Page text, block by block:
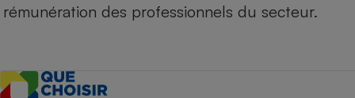
rémunération des professionnels du secteur.